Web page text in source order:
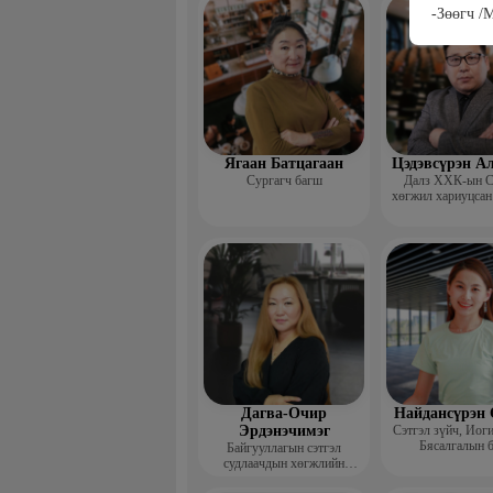
-Зөөгч /
сургагч
Ягаан Батцагаан
Сургагч багш
Цэдэвсүрэн
Далз ХХК-ын
хөгжил
Дагва-Очир
Эрдэнэчимэг
Байгууллагын сэтгэл
судлаачдын хөгжлийн
Найдансүрэн
Сэтгэл зүйч,
Бясалгалын